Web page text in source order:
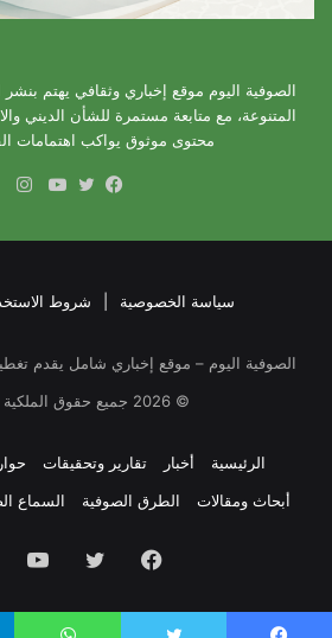
الصوفية اليوم موقع إخباري وثقافي يهتم بنشر
المتنوعة، مع متابعة مستمرة للشأن الديني
محتوى موثوق يواكب اهتمامات
سياسة الخصوصية شروط
الصوفية اليوم – موقع إخباري شامل يقدم
©
2026 جميع حقوق
الرئيسية أخبار تقارير وتحقيقات
أبحاث ومقالات
الطرق الصوفية السماع
فيسبوك تويتر